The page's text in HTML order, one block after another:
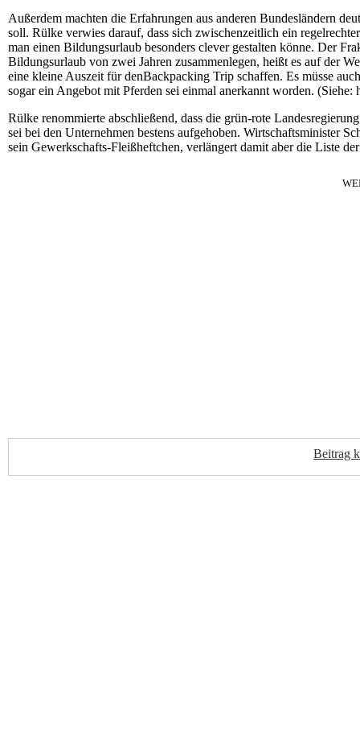
Außerdem machten die Erfahrungen aus anderen Bundesländern
soll. Rülke verwies darauf, dass sich zwischenzeitlich ein
man einen Bildungsurlaub besonders clever gestalten könne. Der
Bildungsurlaub von zwei Jahren zusammenlegen, heißt es auf der
eine kleine Auszeit für denBackpacking Trip schaffen. Es müsse
sogar ein Angebot mit Pferden sei einmal anerkannt worden.
Rülke renommierte abschließend, dass die grün-rote
sei bei den Unternehmen bestens aufgehoben. Wirtschaftsminister
sein Gewerkschafts-Fleißheftchen, verlängert damit aber die Liste
Beitrag